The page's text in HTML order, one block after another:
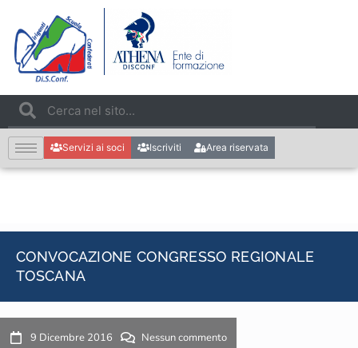
Servizi ai soci Iscriviti Area riservata
CONVOCAZIONE CONGRESSO REGIONALE
TOSCANA
9 Dicembre 2016 Nessun commento